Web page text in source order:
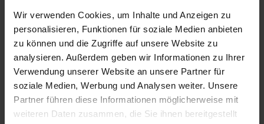
Wir verwenden Cookies, um Inhalte und Anzeigen zu
personalisieren, Funktionen für soziale Medien anbieten
zu können und die Zugriffe auf unsere Website zu
analysieren. Außerdem geben wir Informationen zu Ihrer
Verwendung unserer Website an unsere Partner für
soziale Medien, Werbung und Analysen weiter. Unsere
Partner führen diese Informationen möglicherweise mit
weiteren Daten zusammen, die Sie ihnen bereitgestellt
beruhen wegweisende Entwicklungen der EuGH-
Rechtsprechung gerade auf Entscheidungen zu
diesem Rechtsgebiet. Es ist außerdem zu erwarten,
dass die Bedeutung des Europäischen Arbeitsrecht
noch weiter anwachsen wird.
Das vorliegende Casebook führt in die